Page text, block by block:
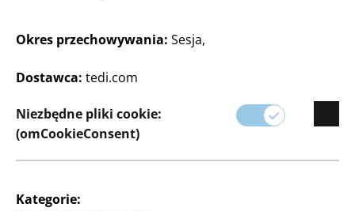
Płótno
Okres przechowywania: Sesja,
Dostawca: tedi.com
Niezbędne pliki cookie:
(omCookieConsent)
Kategorie: